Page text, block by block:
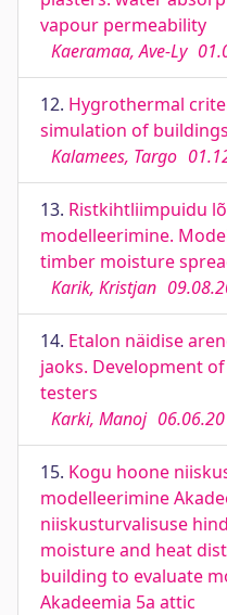
vapour permeability
Kaeramaa, Ave-Ly
12. Hygrothermal
simulation of buildings
Kalamees, Targo
13. Ristkihtliimpuidu
modelleerimine.
timber moisture
Karik, Kristjan
14. Etalon näidise
jaoks. Development
testers
Karki, Manoj
15. Kogu hoone
modelleerimine
niiskusturvalisuse
moisture and heat
building to evaluate
Akadeemia 5a attic